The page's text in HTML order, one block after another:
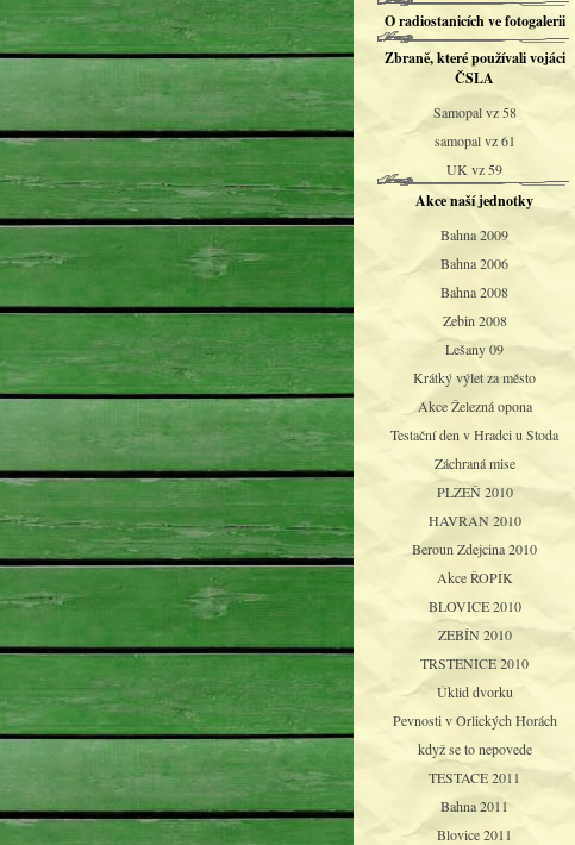
O radiostanicích ve fotogalerii
Zbraně, které používali vojáci
ČSLA
Samopal vz 58
samopal vz 61
UK vz 59
Akce naší jednotky
Bahna 2009
Bahna 2006
Bahna 2008
Zebin 2008
Lešany 09
Krátký výlet za město
Akce Železná opona
Testační den v Hradci u Stoda
Záchraná mise
PLZEŇ 2010
HAVRAN 2010
Beroun Zdejcina 2010
Akce ŘOPÍK
BLOVICE 2010
ZEBÍN 2010
TRSTENICE 2010
Úklid dvorku
Pevnosti v Orlických Horách
když se to nepovede
TESTACE 2011
Bahna 2011
Blovice 2011